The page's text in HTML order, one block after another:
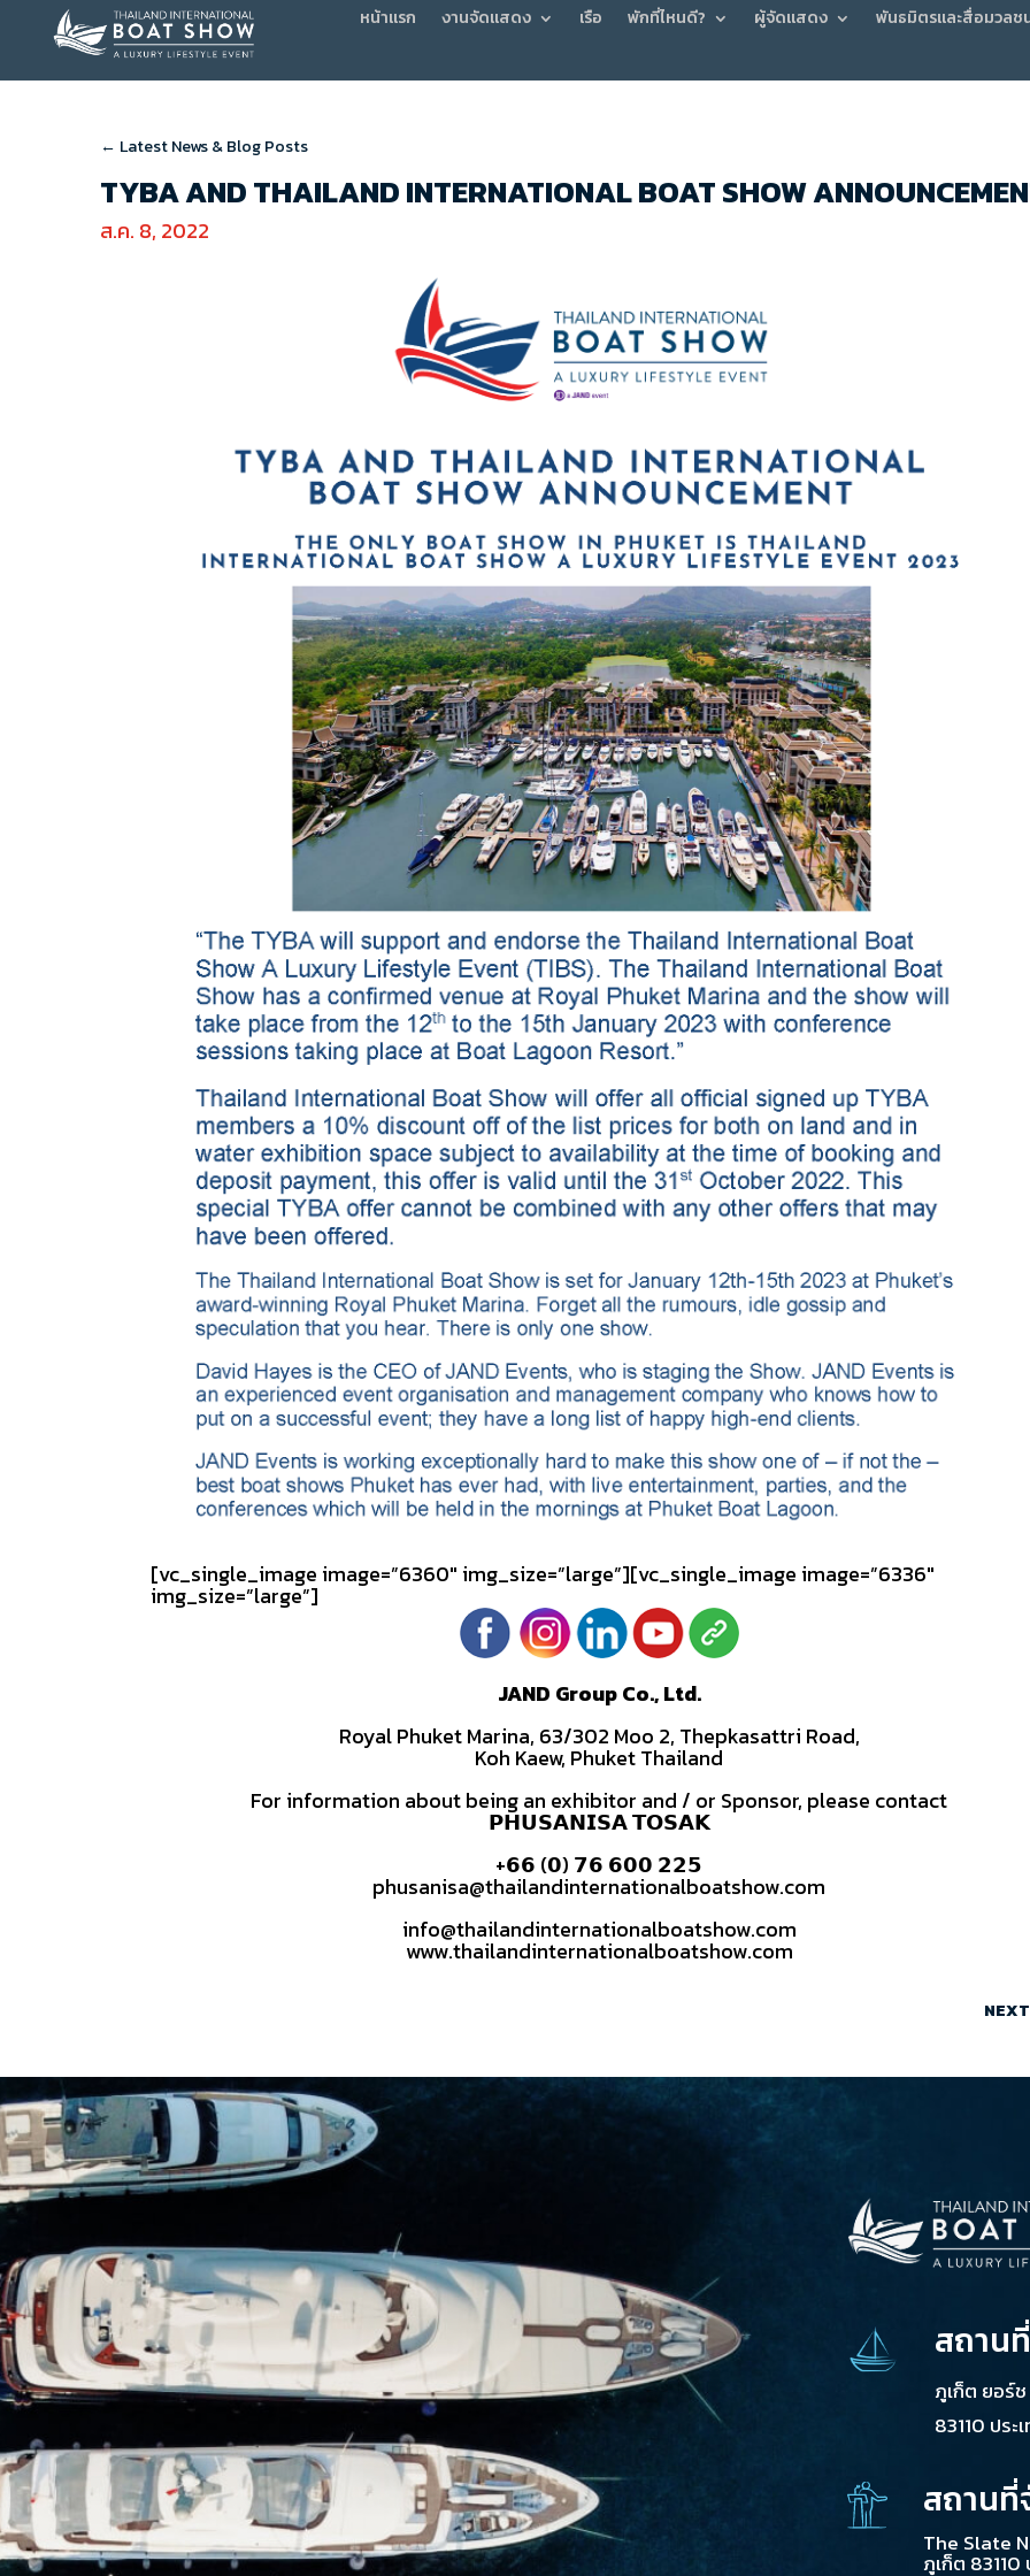
หน้าแรก งานจัดแสดง เรือ พักที่ไหนดี? ผู้จัดแสดง พันธมิตรและสื่อมวลช
← Latest News & Blog Posts
TYBA AND THAILAND INTERNATIONAL BOAT SHOW
ส.ค. 8, 2022
[vc_single_image image=”6360″ img_size=”large”][vc_single_image image=”6336″
img_size=”large”]
JAND Group Co., Ltd.
Royal Phuket Marina, 63/302 Moo 2, Thepkasattri Road,
Koh Kaew, Phuket Thailand
For information about being an exhibitor and / or Sponsor, please contact
𝗣𝗛𝗨𝗦𝗔𝗡𝗜𝗦𝗔 𝗧𝗢𝗦𝗔𝗞
+𝟲𝟲 (𝟬) 𝟳𝟲 𝟲𝟬𝟬 𝟮𝟮𝟱
phusanisa@thailandinternationalboatshow.com
info@thailandinternationalboatshow.com
www.thailandinternationalboatshow.com
สถาน
ภูเก็ต ยอร์ช
83110 ประ
สถานที่
The Slate
ภูเก็ต 83110